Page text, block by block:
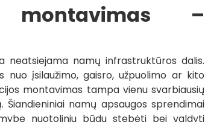
montavimas –
neatsiejama namų infrastruktūros dalis.
nuo įsilaužimo, gaisro, užpuolimo ar kito
montavimas tampa vienu svarbiausių
namų apsaugos sprendimai
nuotoliniu būdu stebėti bei valdyti